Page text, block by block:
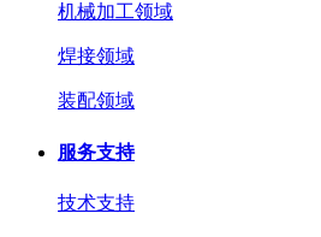
机械加工领域
焊接领域
装配领域
服务支持
技术支持